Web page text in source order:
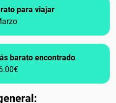
para viajar
barato encontrado